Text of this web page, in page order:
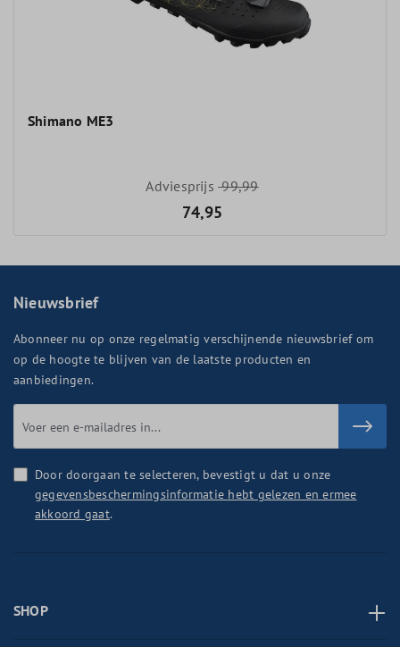
Shimano ME3
Adviesprijs99,99
74,95
Nieuwsbrief
Abonneer nu op onze regelmatig verschijnende nieuwsbrief om
op de hoogte te blijven van de laatste producten en
aanbiedingen.
Door doorgaan te selecteren, bevestigt u dat u onze
gegevensbeschermingsinformatie hebt gelezen en ermee
akkoord gaat.
SHOP